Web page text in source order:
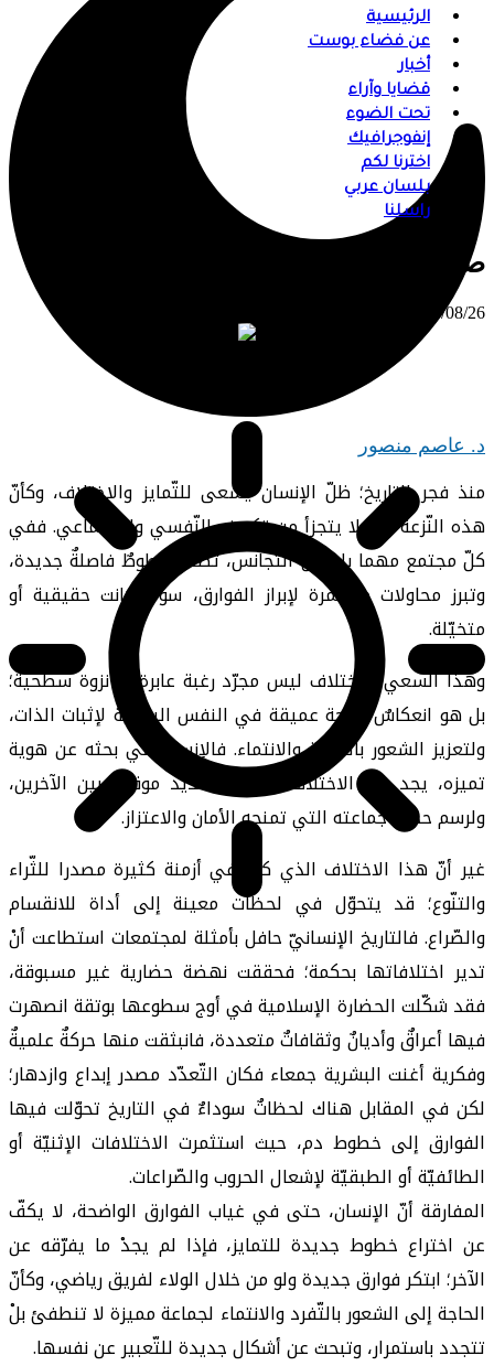
الرئيسية
عن فضاء بوست
أخبار
قضايا وآراء
تحت الضوء
إنفوجرافيك
اخترنا لكم
بلسان عربي
راسلنا
صناعة الانقسام
⠀ 2025/08/26
د. عاصم منصور
منذ فجر التاريخ؛ ظلّ الإنسان يسعى للتّمايز والاختلاف، وكأنّ
هذه النّزعة جزءٌ لا يتجزأ من تكوينه النّفسي والاجتماعي. ففي
كلّ مجتمع مهما بلغ من التجانس، تظهر خطوطٌ فاصلةٌ جديدة،
وتبرز محاولات مستمرة لإبراز الفوارق، سواءٌ كانت حقيقية أو
متخيّلة.
وهذا السعي للاختلاف ليس مجرّد رغبة عابرة أو نزوة سطحية؛
بل هو انعكاسٌ لحاجة عميقة في النفس البشرية لإثبات الذات،
ولتعزيز الشعور بالهوية والانتماء. فالإنسان في بحثه عن هوية
تميزه، يجد في الاختلاف وسيلة لتحديد موقعه بين الآخرين،
ولرسم حدود جماعته التي تمنحه الأمان والاعتزاز.
غير أنّ هذا الاختلاف الذي كان في أزمنة كثيرة مصدرا للثّراء
والتنّوع؛ قد يتحوّل في لحظات معينة إلى أداة للانقسام
والصّراع. فالتاريخ الإنسانيّ حافل بأمثلة لمجتمعات استطاعت أنْ
تدير اختلافاتها بحكمة؛ فحققت نهضة حضارية غير مسبوقة،
فقد شكّلت الحضارة الإسلامية في أوج سطوعها بوتقة انصهرت
فيها أعراقٌ وأديانٌ وثقافاتٌ متعددة، فانبثقت منها حركةٌ علميةٌ
وفكرية أغنت البشرية جمعاء فكان التّعدّد مصدر إبداع وازدهار؛
لكن في المقابل هناك لحظاتٌ سوداءٌ في التاريخ تحوّلت فيها
الفوارق إلى خطوط دم، حيث استثمرت الاختلافات الإثنيّة أو
الطائفيّة أو الطبقيّة لإشعال الحروب والصّراعات.
المفارقة أنّ الإنسان، حتى في غياب الفوارق الواضحة، لا يكفّ
عن اختراع خطوط جديدة للتمايز، فإذا لم يجدْ ما يفرّقه عن
الآخر؛ ابتكر فوارق جديدة ولو من خلال الولاء لفريق رياضي، وكأنّ
الحاجة إلى الشعور بالتّفرد والانتماء لجماعة مميزة لا تنطفئ بلْ
تتجدد باستمرار، وتبحث عن أشكال جديدة للتّعبير عن نفسها.